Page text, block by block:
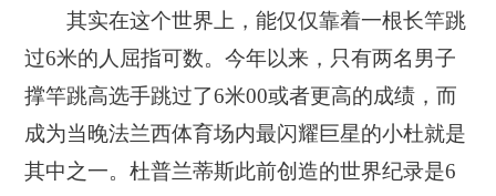
其实在这个世界上，能仅仅靠着一根长竿跳
过6米的人屈指可数。今年以来，只有两名男子
撑竿跳高选手跳过了6米00或者更高的成绩，而
成为当晚法兰西体育场内最闪耀巨星的小杜就是
其中之一。杜普兰蒂斯此前创造的世界纪录是6